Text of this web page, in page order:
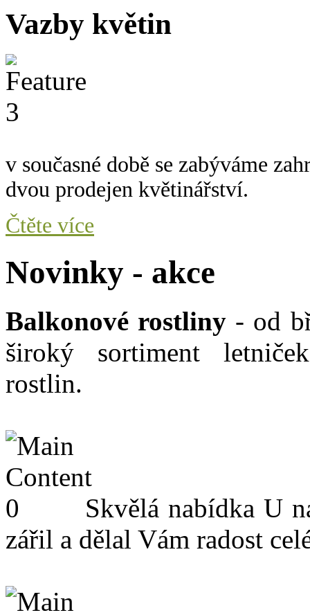
Vazby květin
v současné době se zabýváme
dvou prodejen květinářství.
Čtěte více
Novinky - akce
Balkonové rostliny - od
široký sortiment
rostlin.
Skvělá nabídka U
zářil a dělal Vám radost